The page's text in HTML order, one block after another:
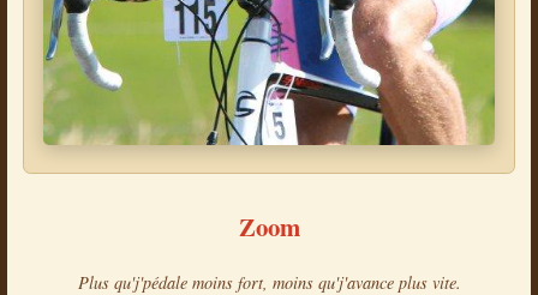
Zoom
Plus qu'j'pédale moins fort, moins qu'j'avance plus vite.